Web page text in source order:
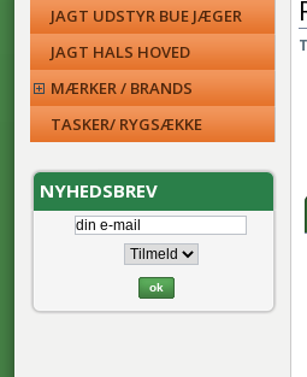
JAGT UDSTYR BUE JÆGER
JAGT HALS HOVED
MÆRKER / BRANDS
TASKER/ RYGSÆKKE
NYHEDSBREV